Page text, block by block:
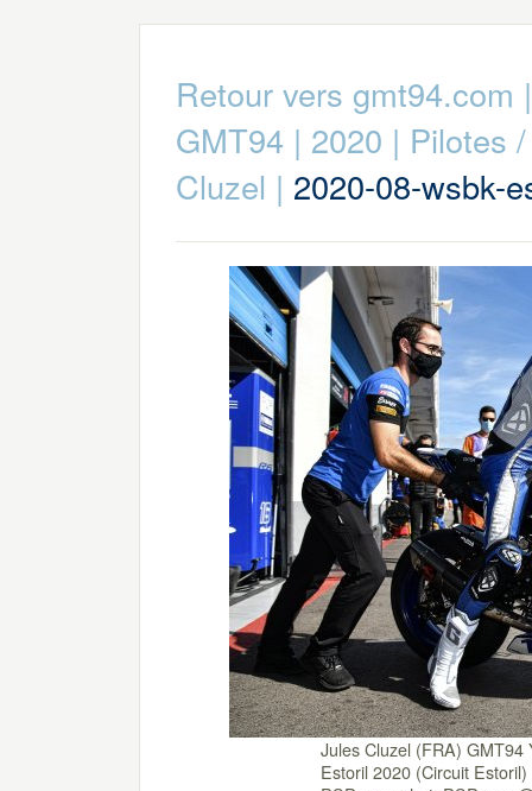
Retour vers gmt94.com
GMT94 | 2020 | Pilotes
Cluzel | 2020-08-wsbk-
Jules Cluzel (FRA)
Estoril 2020 (Circuit